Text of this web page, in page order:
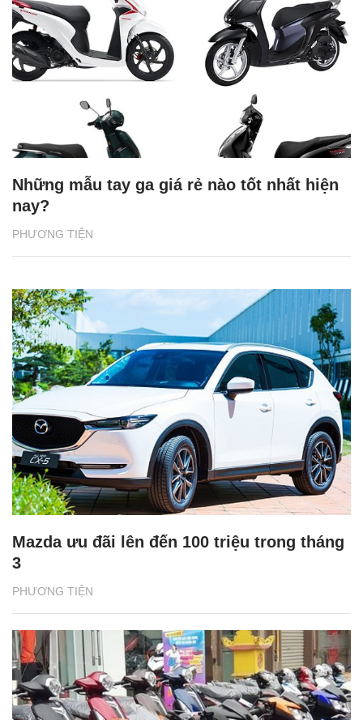
PHƯƠNG TIỆN
Những mẫu tay ga giá rẻ nào tốt nhất hiện
nay?
PHƯƠNG TIỆN
Mazda ưu đãi lên đến 100 triệu trong tháng
3